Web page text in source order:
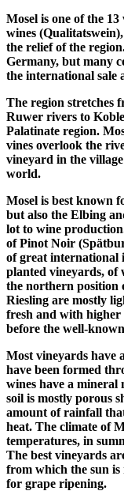
Mosel is one of the
wines
the relief of the
Germany, but many
the international sale
The region stretches
Ruwer rivers to
Palatinate region.
vines overlook the
vineyard in the
world.
Mosel is best known
but also the Elbing
lot to wine
of Pinot Noir
of great international
planted vineyards, of
the northern position
Riesling are mostly
fresh and with higher
before the well-
Most vineyards have
have been formed
wines have a mineral
soil is mostly porous
amount of rainfall
heat. The climate of
temperatures, in
The best vineyards
from which the sun is
for grape ripening.